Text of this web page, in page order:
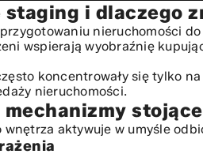
zrewolucjonizował
stojące za skutecznością
na percepcję wartości i
przygotowania
staging i dlaczego
nieruchomości
wspierają wyobraźnię
koncentrowały się tylko
nieruchomości.
aktywuje w umyśle